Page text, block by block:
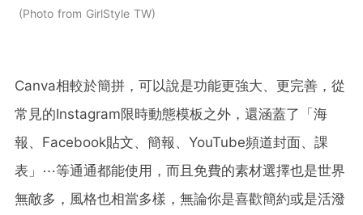
Photo from GirlStyle TW
Canva相較於簡拼，可以說是功能更強大、更完善，從
常見的Instagram限時動態模板之外，還涵蓋了「海
報、Facebook貼文、簡報、YouTube頻道封面、課
表」⋯等通通都能使用，而且免費的素材選擇也是世界
無敵多，風格也相當多樣，無論你是喜歡簡約或是活潑